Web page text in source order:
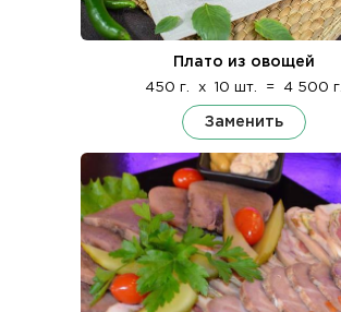
Плато из овощей
450 г. x 10 шт. = 4 500 г.
Заменить